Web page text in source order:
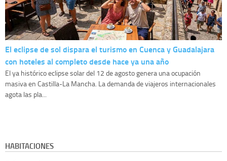
El eclipse de sol dispara el turismo en Cuenca y Guadalajara
con hoteles al completo desde hace ya una año
El ya histórico eclipse solar del 12 de agosto genera una ocupación
masiva en Castilla-La Mancha. La demanda de viajeros internacionales
agota las pla...
HABITACIONES